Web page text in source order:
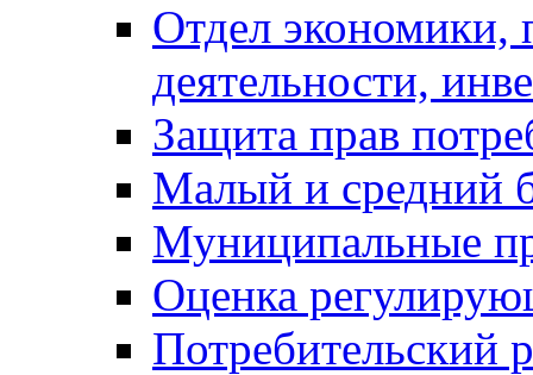
Отдел экономики,
деятельности,
Защита прав
Малый и средний
Муниципальные
Оценка
Потребительский